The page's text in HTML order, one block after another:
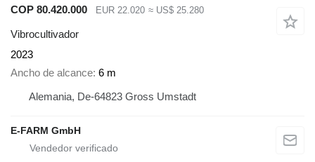
COP 80.420.000
EUR 22.020 ≈ US$ 25.280
Vibrocultivador
2023
Ancho de alcance 6 m
Alemania, De-64823 Gross Umstadt
E-FARM GmbH